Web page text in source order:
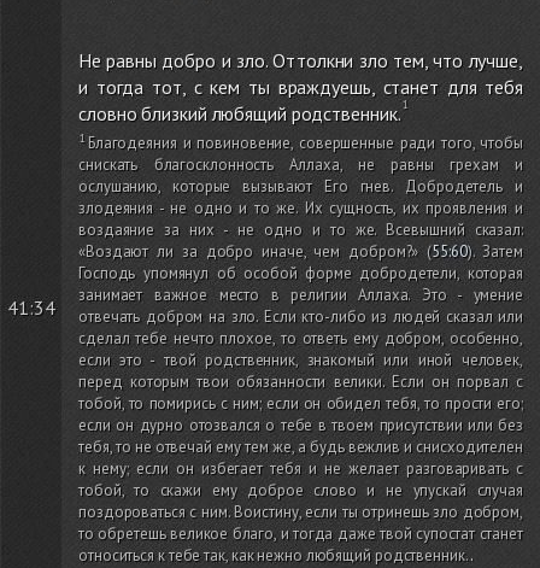
41:34
Не равны добро и зло. Оттолкни зло тем, что лучше,
и тогда тот, с кем ты враждуешь, станет для тебя
словно близкий любящий родственник.
Благодеяния и повиновение, совершенные ради того, чтобы
снискать благосклонность Аллаха, не равны грехам и
ослушанию, которые вызывают Его гнев. Добродетель и
злодеяния - не одно и то же. Их сущность, их проявления и
воздаяние за них - не одно и то же. Всевышний сказал:
«Воздают ли за добро иначе, чем добром?»(55:60). Затем
Господь упомянул об особой форме добродетели, которая
занимает важное место в религии Аллаха. Это - умение
отвечать добром на зло. Если кто-либо из людей сказал или
сделал тебе нечто плохое, то ответь ему добром, особенно,
если это - твой родственник, знакомый или иной человек,
перед которым твои обязанности велики. Если он порвал с
тобой, то помирись с ним; если он обидел тебя, то прости его;
если он дурно отозвался о тебе в твоем присутствии или без
тебя, то не отвечай ему тем же, а будь вежлив и снисходителен
к нему; если он избегает тебя и не желает разговаривать с
тобой, то скажи ему доброе слово и не упускай случая
поздороваться с ним. Воистину, если ты отринешь зло добром,
то обретешь великое благо, и тогда даже твой супостат станет
относиться к тебе так, как нежно любящий родственник..